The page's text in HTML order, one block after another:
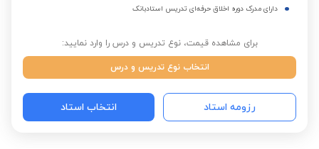
دارای مدرک دوره اخلاق حرفه‌ای تدریس استادبانک
برای مشاهده قیمت، نوع تدریس و درس را وارد نمایید:
انتخاب نوع تدریس و درس
رزومه استاد انتخاب استاد